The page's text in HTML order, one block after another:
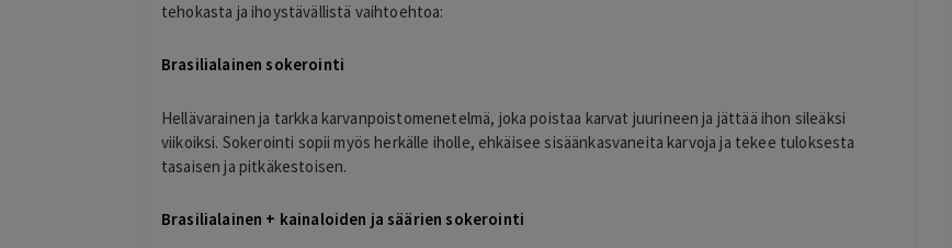
tehokasta ja ihoystävällistä vaihtoehtoa:
Brasilialainen sokerointi
Hellävarainen ja tarkka karvanpoistomenetelmä, joka poistaa karvat juurineen ja jättää ihon sileäksi
viikoiksi. Sokerointi sopii myös herkälle iholle, ehkäisee sisäänkasvaneita karvoja ja tekee tuloksesta
tasaisen ja pitkäkestoisen.
Brasilialainen + kainaloiden ja säärien sokerointi